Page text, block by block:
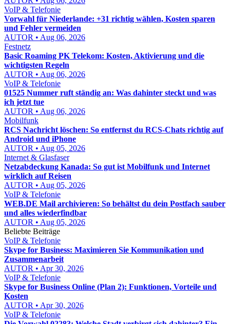
VoIP & Telefonie
Vorwahl für Niederlande: +31 richtig wählen, Kosten sparen
und Fehler vermeiden
AUTOR • Aug 06, 2026
Festnetz
Basic Roaming PK Telekom: Kosten, Aktivierung und die
wichtigsten Regeln
AUTOR • Aug 06, 2026
VoIP & Telefonie
01525 Nummer ruft ständig an: Was dahinter steckt und was
ich jetzt tue
AUTOR • Aug 06, 2026
Mobilfunk
RCS Nachricht löschen: So entfernst du RCS-Chats richtig auf
Android und iPhone
AUTOR • Aug 05, 2026
Internet & Glasfaser
Netzabdeckung Kanada: So gut ist Mobilfunk und Internet
wirklich auf Reisen
AUTOR • Aug 05, 2026
VoIP & Telefonie
WEB.DE Mail archivieren: So behältst du dein Postfach sauber
und alles wiederfindbar
AUTOR • Aug 05, 2026
Beliebte Beiträge
VoIP & Telefonie
Skype for Business: Maximieren Sie Kommunikation und
Zusammenarbeit
AUTOR • Apr 30, 2026
VoIP & Telefonie
Skype for Business Online (Plan 2): Funktionen, Vorteile und
Kosten
AUTOR • Apr 30, 2026
VoIP & Telefonie